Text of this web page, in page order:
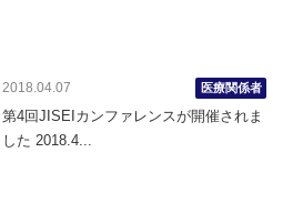
2018.04.07 医療関係者
第4回JISEIカンファレンスが開催されま
した 2018.4...